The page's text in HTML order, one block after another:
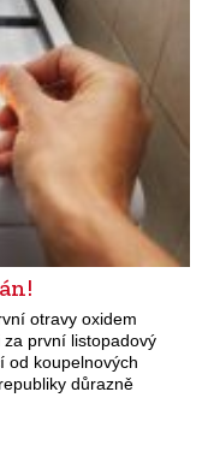
otravy oxidem
první listopadový
od koupelnových
důrazně